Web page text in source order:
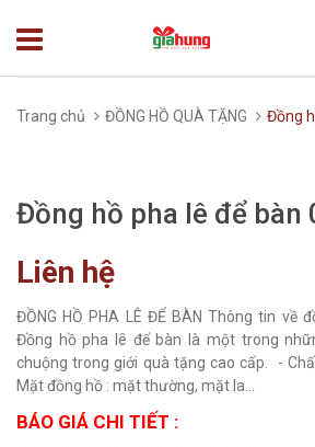
Trang chủ ĐỒNG HỒ QUÀ TẶNG Đồng
Đồng hồ pha lê để bàn
Liên hệ
ĐỒNG HỒ PHA LÊ ĐỂ BÀN Thông tin về
Đồng hồ pha lê để bàn là một trong
chuộng trong giới quà tặng cao cấp. -
Mặt đồng hồ : mặt thường, mặt la...
BÁO GIÁ CHI TIẾT :